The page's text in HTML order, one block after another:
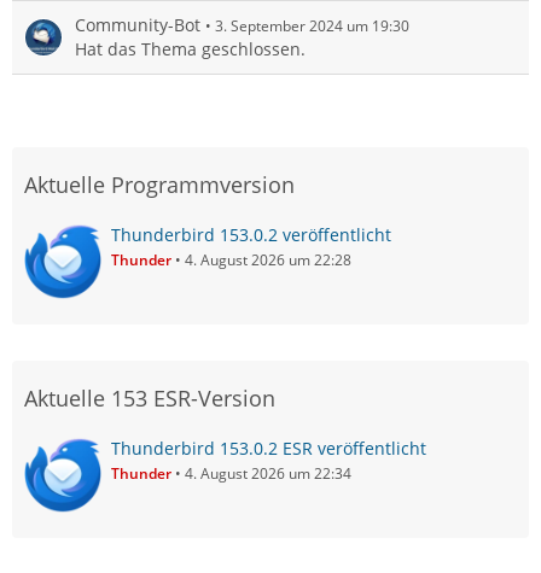
Community-Bot 3. September 2024 um 19:30
Hat das Thema geschlossen.
Aktuelle Programmversion
Thunderbird 153.0.2 veröffentlicht
Thunder 4. August 2026 um 22:28
Aktuelle 153 ESR-Version
Thunderbird 153.0.2 ESR veröffentlicht
Thunder 4. August 2026 um 22:34